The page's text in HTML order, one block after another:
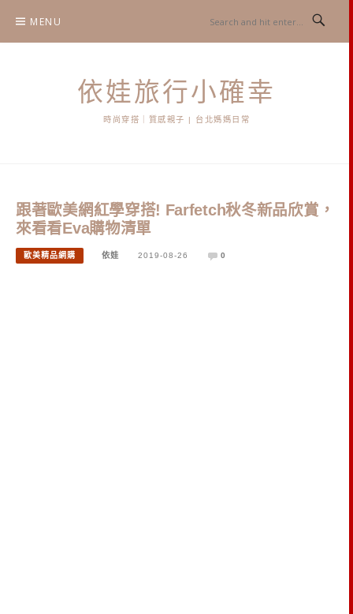
content
MENU
依娃旅行小確幸
時尚穿搭｜質感親子 | 台北媽媽日常
跟著歐美網紅學穿搭! Farfetch秋冬新品欣賞，
來看看Eva購物清單
歐美精品網購 依娃 2019-08-26 0